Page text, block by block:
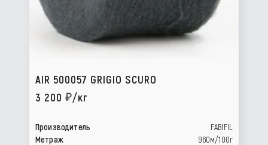
AIR 500057 GRIGIO SCURO
3 200
/кг
Производитель
FABIFIL
Метраж
960м/100г